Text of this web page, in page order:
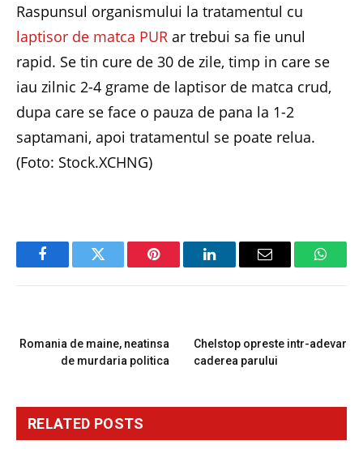
Raspunsul organismului la tratamentul cu
laptisor de matca PUR ar trebui sa fie unul
rapid. Se tin cure de 30 de zile, timp in care se
iau zilnic 2-4 grame de laptisor de matca crud,
dupa care se face o pauza de pana la 1-2
saptamani, apoi tratamentul se poate relua.
(Foto: Stock.XCHNG)
FacebookTwitter Pinterest LinkedInEmail
Romania de maine, neatinsa
de murdaria politica
Chelstop opreste intr-adevar
caderea parului
RELATED POSTS